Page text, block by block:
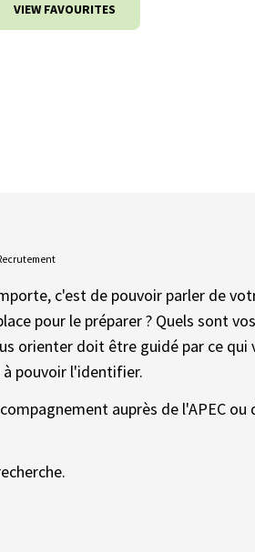
VIEW FAVOURITES
c'est de pouvoir parler de
pour le préparer ? Quels sont
orienter doit être guidé par ce
à pouvoir l'identifier.
auprès de l'APEC